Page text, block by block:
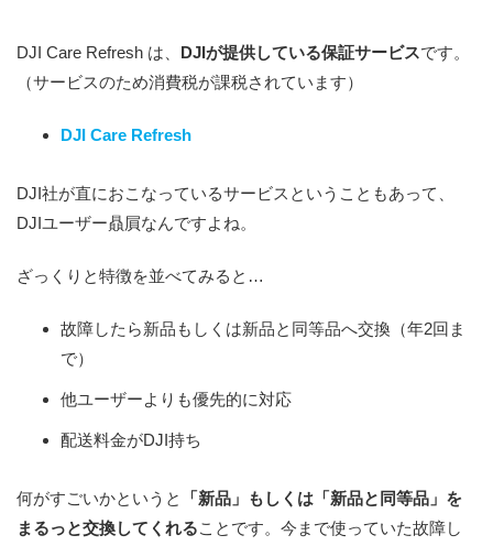
DJI Care Refresh は、 DJIが提供している保証サービスです。
（サービスのため消費税が課税されています）
DJI Care Refresh
DJI社が直におこなっているサービスということもあって、
DJIユーザー贔屓なんですよね。
ざっくりと特徴を並べてみると…
故障したら新品もしくは新品と同等品へ交換（年2回ま
で）
他ユーザーよりも優先的に対応
配送料金がDJI持ち
何がすごいかというと
「新品」もしくは「新品と同等品」を
まるっと交換してくれることです。今まで使っていた故障し